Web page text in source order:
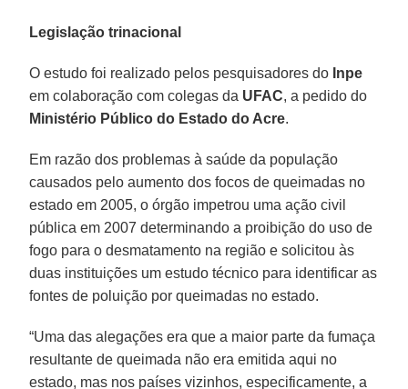
Legislação trinacional
O estudo foi realizado pelos pesquisadores do Inpe
em colaboração com colegas da UFAC, a pedido do
Ministério Público do Estado do Acre.
Em razão dos problemas à saúde da população
causados pelo aumento dos focos de queimadas no
estado em 2005, o órgão impetrou uma ação civil
pública em 2007 determinando a proibição do uso de
fogo para o desmatamento na região e solicitou às
duas instituições um estudo técnico para identificar as
fontes de poluição por queimadas no estado.
“Uma das alegações era que a maior parte da fumaça
resultante de queimada não era emitida aqui no
estado, mas nos países vizinhos, especificamente, a